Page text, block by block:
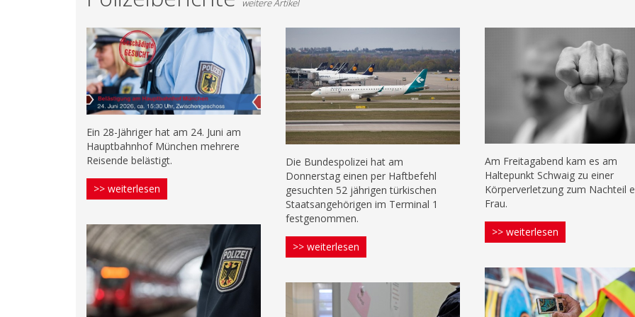
weitere Artikel
Ein 28-Jähriger hat am 24. Juni am
Hauptbahnhof München mehrere
Reisende belästigt.
>> weiterlesen
Die Bundespolizei hat am
Donnerstag einen per Haftbefehl
gesuchten 52 jährigen türkischen
Staatsangehörigen im Terminal 1
festgenommen.
>> weiterlesen
Am Freitagabend kam es am
Haltepunkt Schwaig zu einer
Körperverletzung zum Nachteil
Frau.
>> weiterlesen